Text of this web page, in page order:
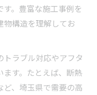
。豊富な施工事例を
物構造を理解してお
トラブル対応やアフタ
す。たとえば、断熱
、埼玉県で需要の高